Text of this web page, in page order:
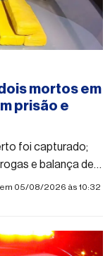
mortos em
prisão e
foi capturado;
e balança de
05/08/2026 às 10:32